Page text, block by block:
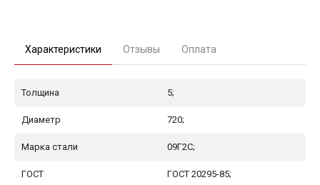
Характеристики Отзывы Оплата
Толщина 5;
Диаметр 720;
Марка стали 09Г2С;
ГОСТ ГОСТ 20295-85;